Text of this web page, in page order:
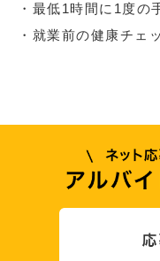
・最低1時間に1度の
・就業前の健康チ